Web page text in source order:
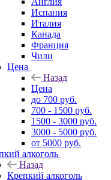
Испания
Италия
Канада
Франция
Чили
Цена
Назад
Цена
до 700 руб.
700 - 1500 руб.
1500 - 3000 руб.
3000 - 5000 руб.
от 5000 руб.
алкоголь
Назад
Крепкий алкоголь